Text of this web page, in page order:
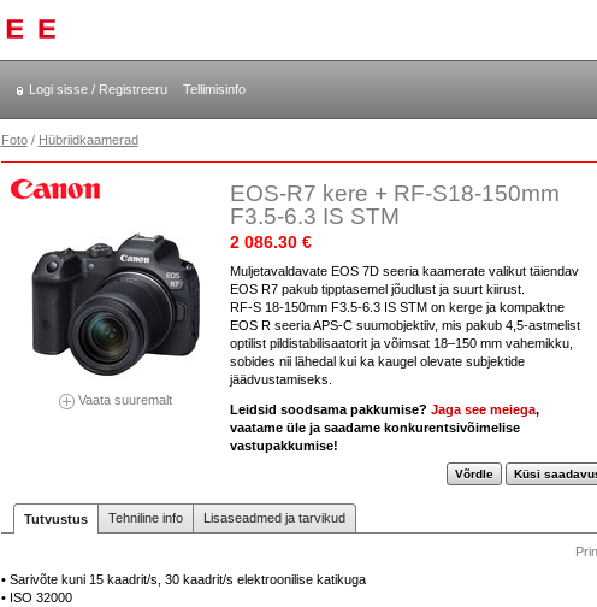
Logi sisse / Registreeru Tellimisinfo
Foto/ Hübriidkaamerad
Vaata suuremalt
EOS-R7 kere + RF-S18-150mm
F3.5-6.3 IS STM
2 086.30 €
Muljetavaldavate EOS 7D seeria kaamerate valikut täiendav
EOS R7 pakub tipptasemel jõudlust ja suurt kiirust.
RF-S 18-150mm F3.5-6.3 IS STM on kerge ja kompaktne
EOS R seeria APS-C suumobjektiiv, mis pakub 4,5-astmelist
optilist pildistabilisaatorit ja võimsat 18–150 mm vahemikku,
sobides nii lähedal kui ka kaugel olevate subjektide
jäädvustamiseks.
Leidsid soodsama pakkumise? Jaga see meiega,
vaatame üle ja saadame konkurentsivõimelise
vastupakkumise!
Võrdle Küsi
Tutvustus Tehniline info Lisaseadmed ja tarvikud
• Sarivõte kuni 15 kaadrit/s, 30 kaadrit/s elektroonilise katikuga
• ISO 32000